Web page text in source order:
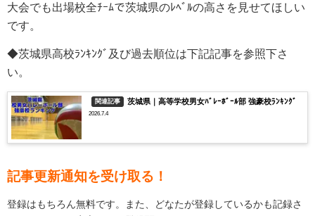
大会でも出場校全ﾁｰﾑで茨城県のﾚﾍﾞﾙの高さを見せてほしい
です。
◆茨城県高校ﾗﾝｷﾝｸﾞ及び過去順位は下記記事を参照下さ
い。
関連記事 茨城県｜高等学校男女ﾊﾞﾚｰﾎﾞｰﾙ部 強豪校ﾗﾝｷﾝｸﾞ
2026.7.4
記事更新通知を受け取る！
登録はもちろん無料です。また、どなたが登録しているかも記録さ